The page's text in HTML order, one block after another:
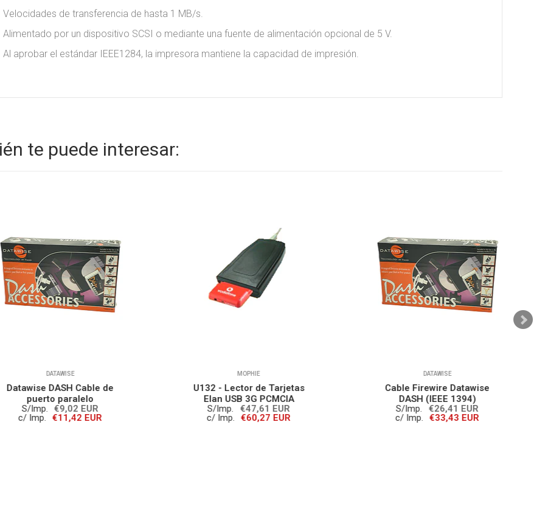
Velocidades de transferencia de hasta 1 MB/s.
Alimentado por un dispositivo SCSI o mediante una fuente de alimentación opcional de 5 V.
Al aprobar el estándar IEEE1284, la impresora mantiene la capacidad de impresión.
te puede interesar:
DATAWISE
DASH Cable de
puerto paralelo
S/Imp. €9,02 EUR
c/ Imp. €11,42 EUR
U132 - Lector de Tarjetas
Elan USB 3G PCMCIA
S/Imp. €47,61 EUR
c/ Imp. €60,27 EUR
DATAWISE
Cable Firewire Datawise
DASH (IEEE 1394)
S/Imp. €26,41 EUR
c/ Imp. €33,43 EUR